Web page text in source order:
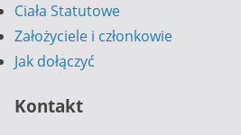
Ciała Statutowe
Założyciele i członkowie
Jak dołączyć
Kontakt